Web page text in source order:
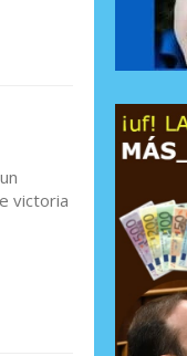
victoria